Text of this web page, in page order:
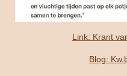
Link: Krant
Blog: